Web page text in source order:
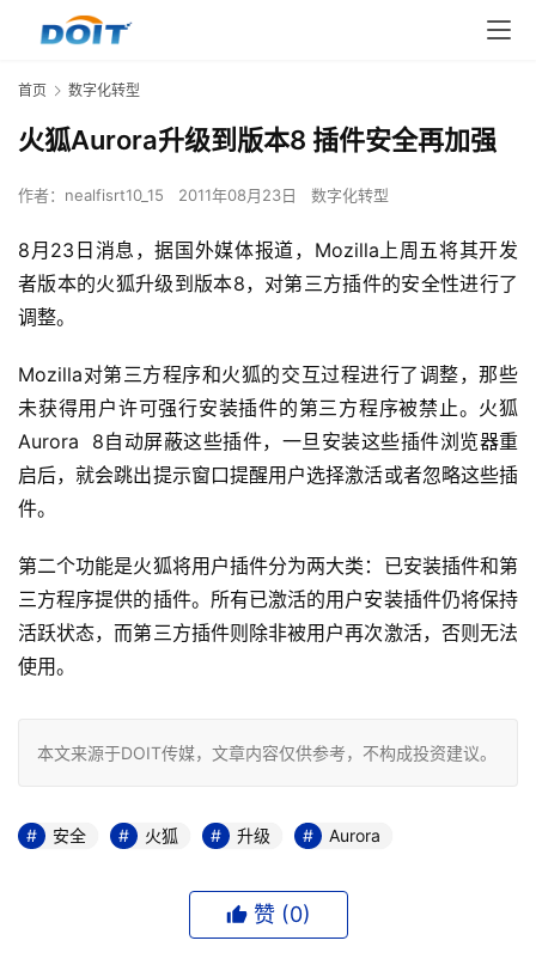
首页 数字化转型
火狐Aurora升级到版本8 插件安全再加强
作者： nealfisrt10_15 2011年08月23日 数字化转型
8月23日消息，据国外媒体报道，Mozilla上周五将其开发
者版本的火狐升级到版本8，对第三方插件的安全性进行了
调整。
Mozilla对第三方程序和火狐的交互过程进行了调整，那些
未获得用户许可强行安装插件的第三方程序被禁止。火狐
Aurora  8自动屏蔽这些插件，一旦安装这些插件浏览器重
启后，就会跳出提示窗口提醒用户选择激活或者忽略这些插
件。
第二个功能是火狐将用户插件分为两大类：已安装插件和第
三方程序提供的插件。所有已激活的用户安装插件仍将保持
活跃状态，而第三方插件则除非被用户再次激活，否则无法
使用。
本文来源于DOIT传媒，文章内容仅供参考，不构成投资建议。
安全 火狐 升级 Aurora
赞 (0)